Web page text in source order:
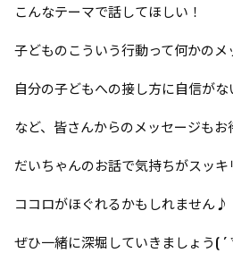
こんなテーマで話してほしい！
子どものこういう行動って何かのメ
自分の子どもへの接し方に自信がな
など、皆さんからのメッセージも
だいちゃんのお話で気持ちがスッキ
ココロがほぐれるかもしれません♪
ぜひ一緒に深堀していきましょう(